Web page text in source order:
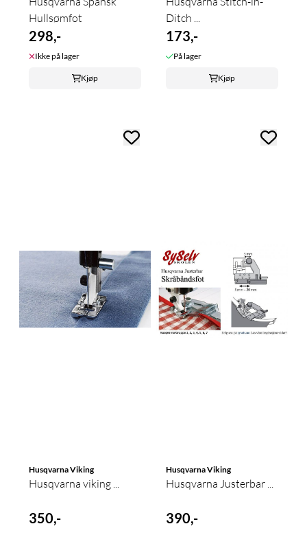
Hullsømfot
298,-
Ikke på lager
Kjøp
Ditch ...
173,-
På lager
Kjøp
Husqvarna Viking
Husqvarna viking ...
350,-
Husqvarna Viking
Husqvarna Justerbar ...
390,-